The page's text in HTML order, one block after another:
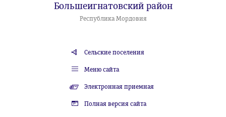
Большеигнатовский район
Республика Мордовия
Сельские поселения
Меню сайта
Электронная приемная
Полная версия сайта